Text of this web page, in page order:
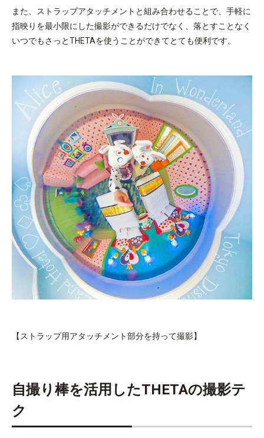
また、ストラップアタッチメントと組み合わせることで、手軽に
指映りを最小限にした撮影ができるだけでなく、落とすことなく
いつでもさっとTHETAを使うことができてとても便利です。
【ストラップ用アタッチメント部分を持って撮影】
自撮り棒を活用したTHETAの撮影テ
ク